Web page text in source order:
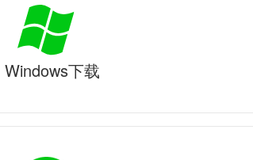
Windows下载